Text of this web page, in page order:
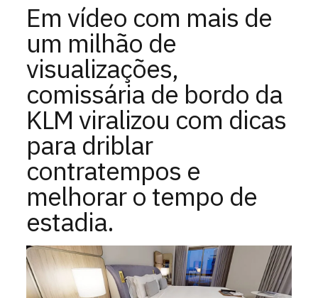
Em vídeo com mais de
um milhão de
visualizações,
comissária de bordo da
KLM viralizou com dicas
para driblar
contratempos e
melhorar o tempo de
estadia.